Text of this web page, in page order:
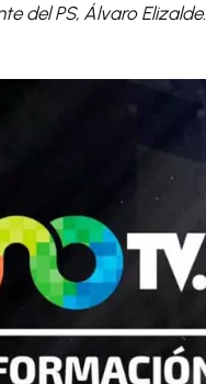
del PS, Álvaro Elizalde.